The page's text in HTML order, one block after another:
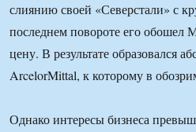
слиянию своей «Северстали» с
последнем повороте его обошел
цену. В результате образовался
ArcelorMittal, к которому в
Однако интересы бизнеса